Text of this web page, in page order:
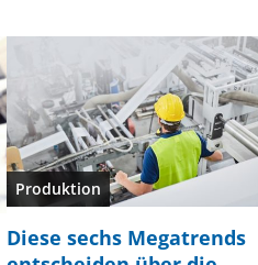
Produktion
Diese sechs Megatrends